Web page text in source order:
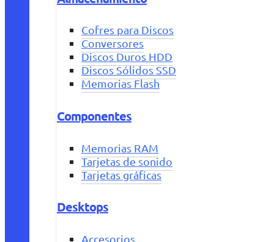
Cofres para Discos
Conversores
Discos Duros HDD
Discos Sólidos SSD
Memorias Flash
Componentes
Memorias RAM
Tarjetas de sonido
Tarjetas gráficas
Desktops
Accesorios